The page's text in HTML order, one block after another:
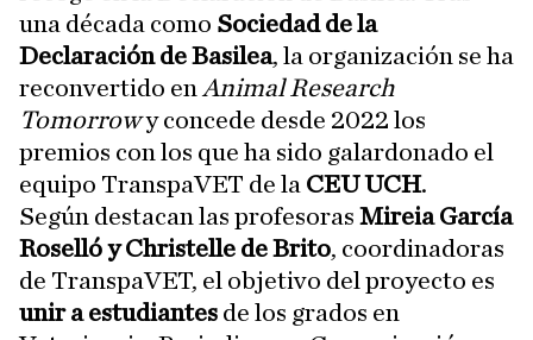
una década como Sociedad de la
Declaración de Basilea, la organización se ha
reconvertido en Animal Research
Tomorrowy concede desde 2022 los
premios con los que ha sido galardonado el
equipo TranspaVET de la CEU UCH.
Según destacan las profesoras Mireia García
Roselló y Christelle de Brito, coordinadoras
de TranspaVET, el objetivo del proyecto es
unir a estudiantes de los grados en